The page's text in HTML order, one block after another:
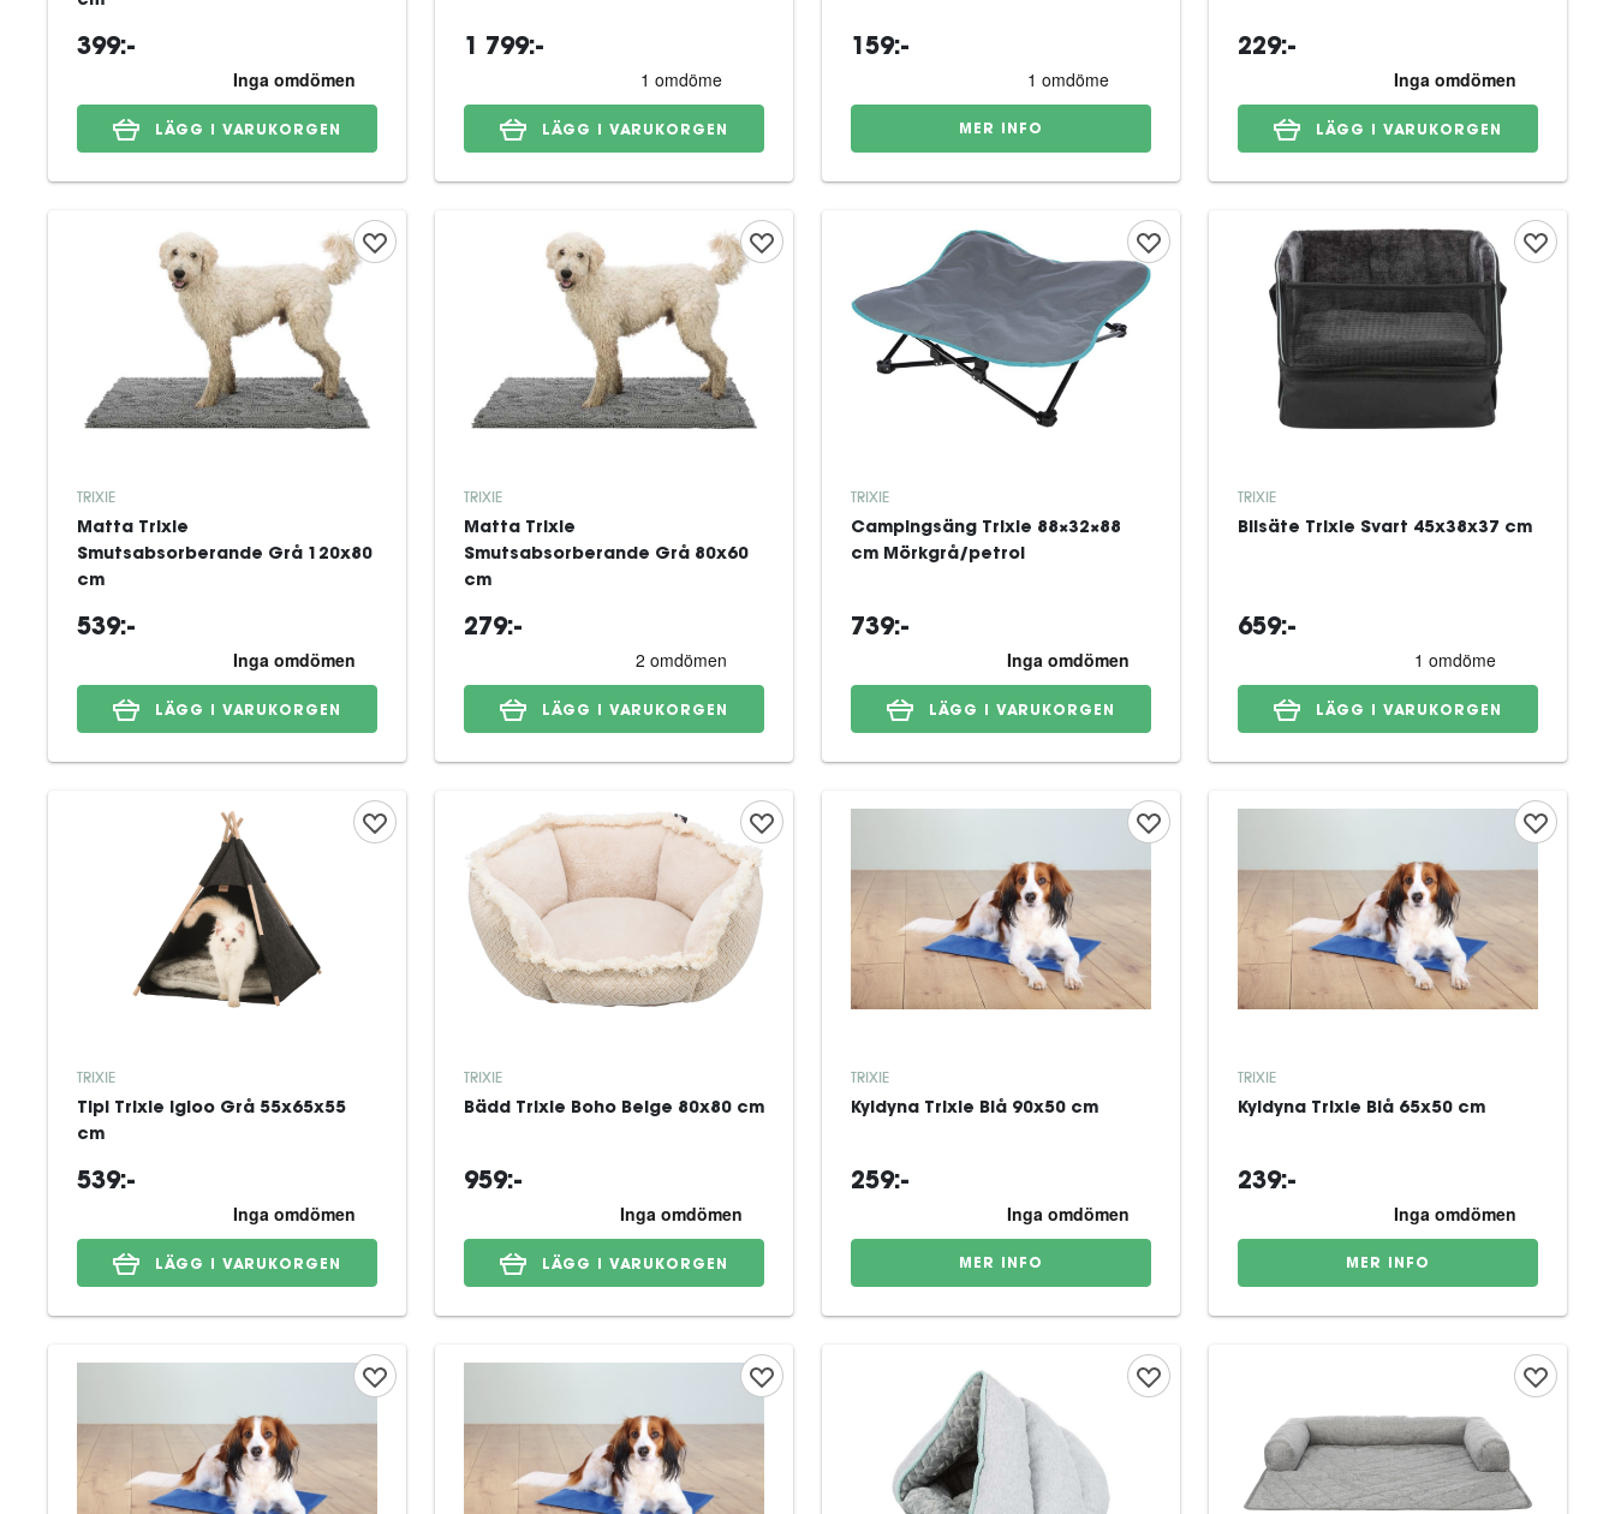
399:-
LÄGG I VARUKORGEN
1 799:-
LÄGG I VARUKORGEN
159:-
MER INFO
229:-
LÄGG I VARUKORGEN
TRIXIE
Matta Trixie
Smutsabsorberande Grå 120x80
cm
539:-
LÄGG I VARUKORGEN
TRIXIE
Matta Trixie
Smutsabsorberande Grå 80x60
cm
279:-
LÄGG I VARUKORGEN
TRIXIE
Campingsäng Trixie 88×32×88
cm Mörkgrå/petrol
739:-
LÄGG I VARUKORGEN
TRIXIE
Bilsäte Trixie Svart 45x38x37 cm
659:-
LÄGG I VARUKORGEN
TRIXIE
Tipi Trixie Igloo Grå 55x65x55
cm
539:-
LÄGG I VARUKORGEN
TRIXIE
Bädd Trixie Boho Beige 80x80 cm
959:-
LÄGG I VARUKORGEN
TRIXIE
Kyldyna Trixie Blå 90x50 cm
259:-
MER INFO
TRIXIE
Kyldyna Trixie Blå 65x50 cm
239:-
MER INFO